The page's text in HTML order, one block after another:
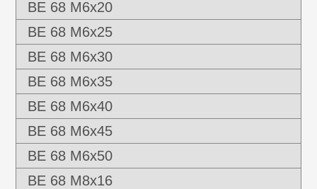
BE 68 M6x20
BE 68 M6x25
BE 68 M6x30
BE 68 M6x35
BE 68 M6x40
BE 68 M6x45
BE 68 M6x50
BE 68 M8x16